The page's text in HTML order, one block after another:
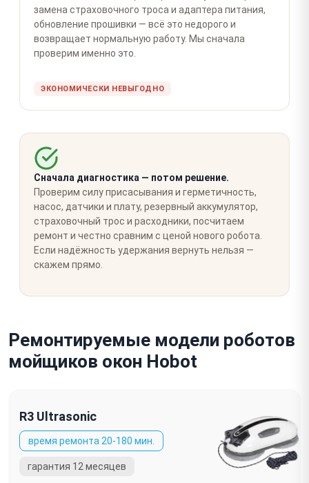
замена страховочного троса и адаптера питания,
обновление прошивки — всё это недорого и
возвращает нормальную работу. Мы сначала
проверим именно это.
ЭКОНОМИЧЕСКИ НЕВЫГОДНО
Сначала диагностика — потом решение.
Проверим силу присасывания и герметичность,
насос, датчики и плату, резервный аккумулятор,
страховочный трос и расходники, посчитаем
ремонт и честно сравним с ценой нового робота.
Если надёжность удержания вернуть нельзя —
скажем прямо.
Ремонтируемые модели роботов
мойщиков окон Hobot
R3 Ultrasonic